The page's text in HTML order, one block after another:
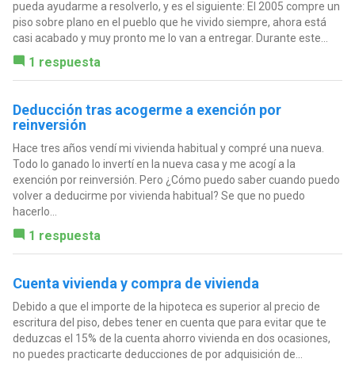
pueda ayudarme a resolverlo, y es el siguiente: El 2005 compre un
piso sobre plano en el pueblo que he vivido siempre, ahora está
casi acabado y muy pronto me lo van a entregar. Durante este...
1 respuesta
Deducción tras acogerme a exención por
reinversión
Hace tres años vendí mi vivienda habitual y compré una nueva.
Todo lo ganado lo invertí en la nueva casa y me acogí a la
exención por reinversión. Pero ¿Cómo puedo saber cuando puedo
volver a deducirme por vivienda habitual? Se que no puedo
hacerlo...
1 respuesta
Cuenta vivienda y compra de vivienda
Debido a que el importe de la hipoteca es superior al precio de
escritura del piso, debes tener en cuenta que para evitar que te
deduzcas el 15% de la cuenta ahorro vivienda en dos ocasiones,
no puedes practicarte deducciones de por adquisición de...